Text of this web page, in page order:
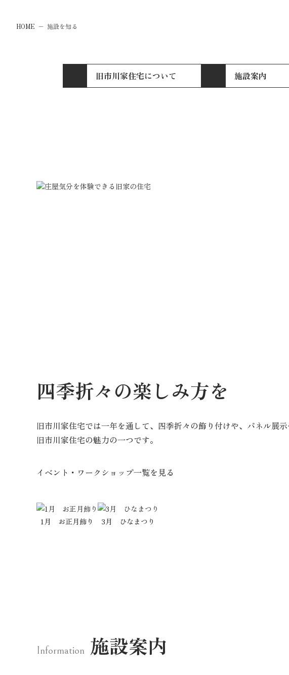
HOME − 施設を知る
旧市川家住宅について 施設案内
四季折々の楽しみ方を
旧市川家住宅では一年を通して、四季折々の飾り付けや、パネル展
旧市川家住宅の魅力の一つです。
イベント・ワークショップ一覧を見る
1月 お正月飾り 3月 ひなまつり
Information 施設案内